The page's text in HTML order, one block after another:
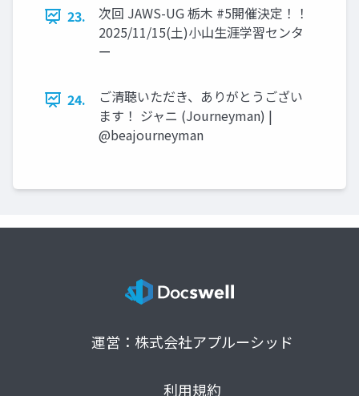
23.
次回 JAWS-UG 栃木 #5開催決定！！
2025/11/15(土)小山生涯学習センタ
ー
24.
ご清聴いただき、ありがとうござい
ます！ ジャニ (Journeyman) |
@beajourneyman
運営：株式会社アプルーシッド
利用規約